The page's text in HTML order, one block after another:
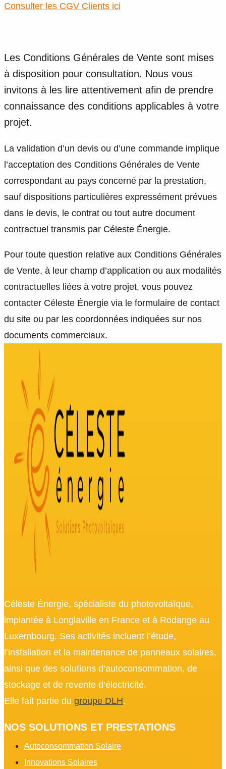
Consulter les CGV Clients ici
Les Conditions Générales de Vente sont mises
à disposition pour consultation. Nous vous
invitons à les lire attentivement afin de prendre
connaissance des conditions applicables à votre
projet.
La validation d’un devis ou d’une commande implique
l’acceptation des Conditions Générales de Vente
correspondant au pays concerné par la prestation,
sauf dispositions particulières expressément prévues
dans le devis, le contrat ou tout autre document
contractuel transmis par Céleste Énergie.
Pour toute question relative aux Conditions Générales
de Vente, à leur champ d’application ou aux modalités
contractuelles liées à votre projet, vous pouvez
contacter Céleste Énergie via le formulaire de contact
du site ou par les coordonnées indiquées sur nos
documents commerciaux.
Céleste Énergie, spécialiste du photovoltaïque,
implantée à Longlaville en France et à Rodange au
Luxembourg. Ses activités incluent l’étude,
l’installation et la maintenance de panneaux solaires,
ainsi que des solutions d’autoconsommation, de
stockage et de revente d’électricité.
Elle fait partie du groupe DLH.
NOS SOLUTIONS ET PRESTATIONS
Autoconsommation Solaire
Innovations Solaires